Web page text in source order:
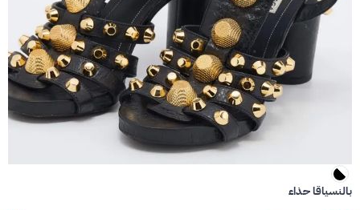
بالنسياقا حذاء